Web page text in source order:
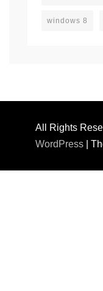
windows 8
All Rights
WordPress